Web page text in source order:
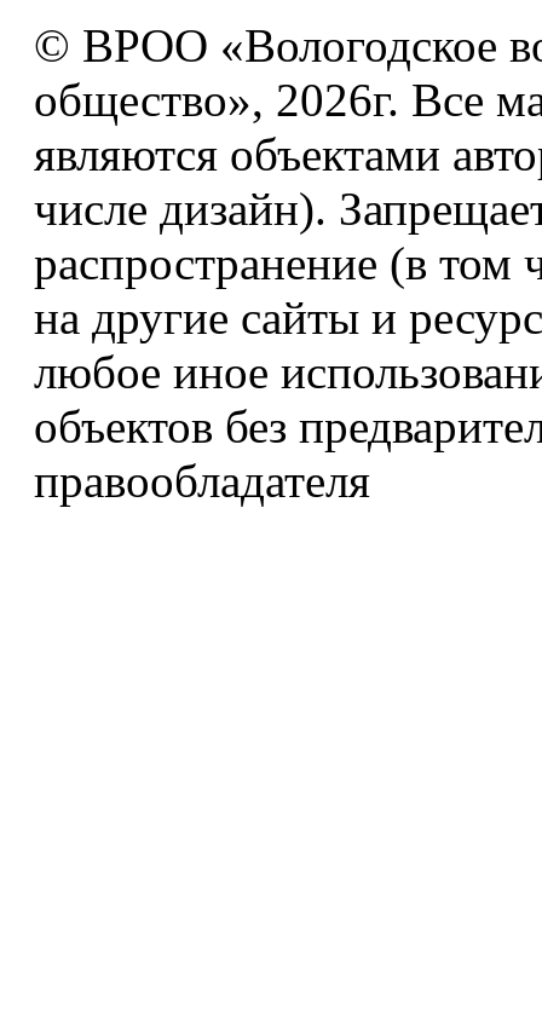
© ВРОО «Вологодское
общество», 2026г. Все
являются объектами
числе дизайн).
распространение (в том
на другие сайты и
любое иное
объектов без
правообладателя